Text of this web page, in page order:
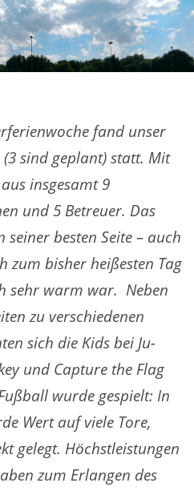
fand unser
sind geplant) statt. Mit
insgesamt 9
und 5 Betreuer. Das
seiner besten Seite – auch
zum bisher heißesten Tag
sehr warm war. Neben
zu verschiedenen
sich die Kids bei Ju-
und Capture the Flag
wurde gespielt: In
Wert auf viele Tore,
gelegt. Höchstleistungen
zum Erlangen des